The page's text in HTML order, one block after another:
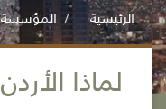
المؤسسة
الرئيسية المؤسسة
لماذا الأردن